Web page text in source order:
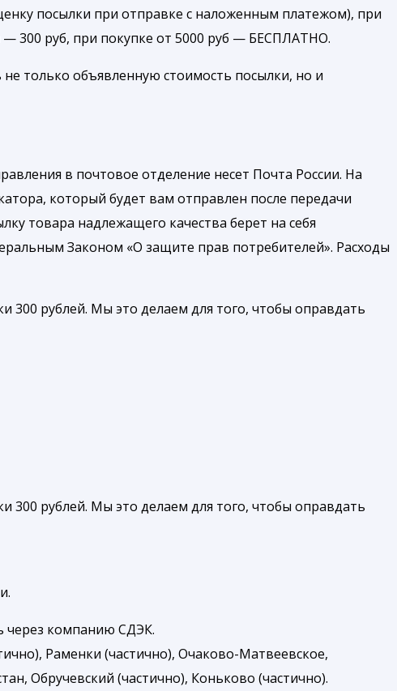
посылки при отправке с наложенным платежом), при
— 300 руб, при покупке от 5000 руб — БЕСПЛАТНО.
только объявленную стоимость посылки, но и
в почтовое отделение несет Почта России. На
который будет вам отправлен после передачи
товара надлежащего качества берет на себя
Законом «О защите прав потребителей». Расходы
300 рублей. Мы это делаем для того, чтобы оправдать
300 рублей. Мы это делаем для того, чтобы оправдать
через компанию СДЭК.
Раменки (частично), Очаково-Матвеевское,
Обручевский (частично), Коньково (частично).